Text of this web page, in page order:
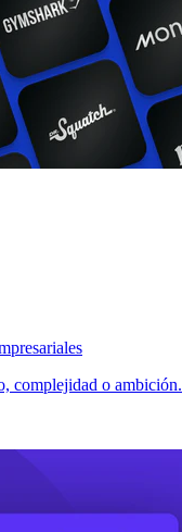
complejidad o ambición.